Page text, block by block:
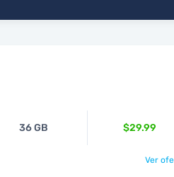
36 GB $29.99
Ver